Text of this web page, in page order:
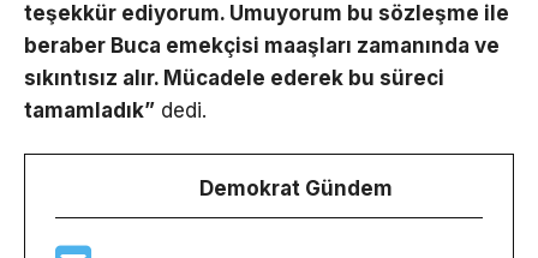
teşekkür ediyorum. Umuyorum bu sözleşme ile
beraber Buca emekçisi maaşları zamanında ve
sıkıntısız alır. Mücadele ederek bu süreci
tamamladık” dedi.
Demokrat Gündem